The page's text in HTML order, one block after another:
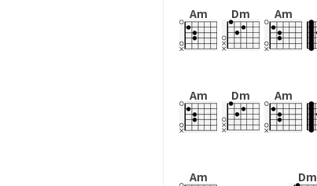
Am Dm Am
Am Dm Am
Am Dm